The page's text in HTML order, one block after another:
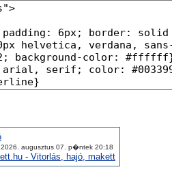
2026. augusztus 07. p�ntek 20:18
- Vitorlás, hajó, makett